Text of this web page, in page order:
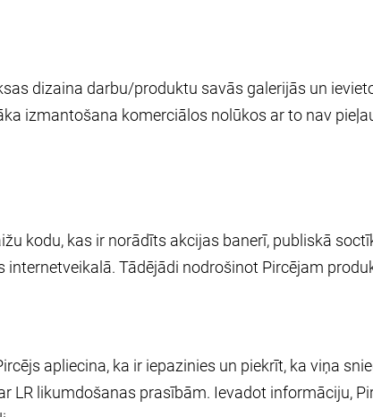
dizaina darbu/produktu savās galerijās un
izmantošana komerciālos nolūkos ar to nav
kodu, kas ir norādīts akcijas banerī, publiskā
Tādējādi nodrošinot Pircējam
apliecina, ka ir iepazinies un piekrīt, ka viņa
LR likumdošanas prasībām. Ievadot informāciju,